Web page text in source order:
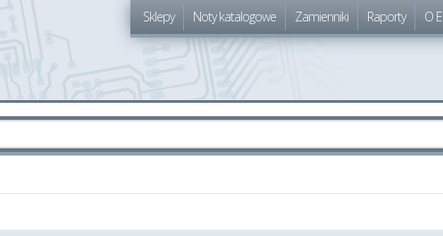
Sklepy Noty katalogowe Zamienniki Raporty O